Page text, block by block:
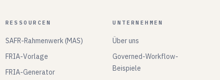
RESSOURCEN
SAFR-Rahmenwerk (MAS)
FRIA-Vorlage
FRIA-Generator
UNTERNEHMEN
Über uns
Governed-Workflow-
Beispiele